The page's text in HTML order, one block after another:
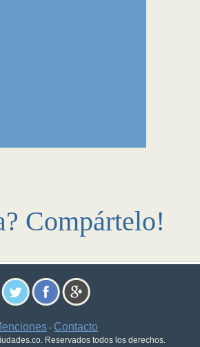
Compártelo!
- Contacto
Reservados todos los derechos.